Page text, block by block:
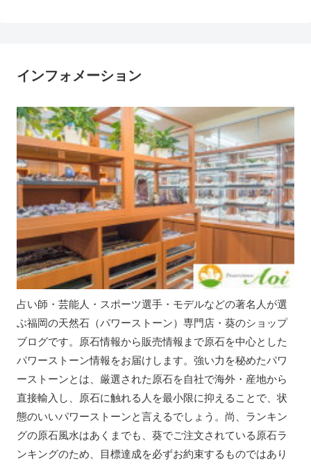
インフォメーション
占い師・芸能人・スポーツ選手・モデルなどの著名人が選
ぶ福岡の天然石（パワーストーン）専門店・葵のショップ
ブログです。原石情報から販売情報まで原石を中心とした
パワーストーン情報をお届けします。強い力を秘めたパワ
ーストーンとは、厳選された原石を自社で海外・産地から
直接輸入し、原石に触れる人を最小限に抑えることで、状
態のいいパワーストーンと言えるでしょう。尚、ランキン
グの原石風水はあくまでも、葵でご注文されている原石ラ
ンキングのため、目標達成を必ずお約束するものではあり